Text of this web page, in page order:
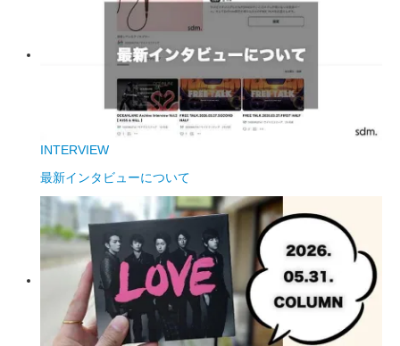
INTERVIEW
最新インタビューについて